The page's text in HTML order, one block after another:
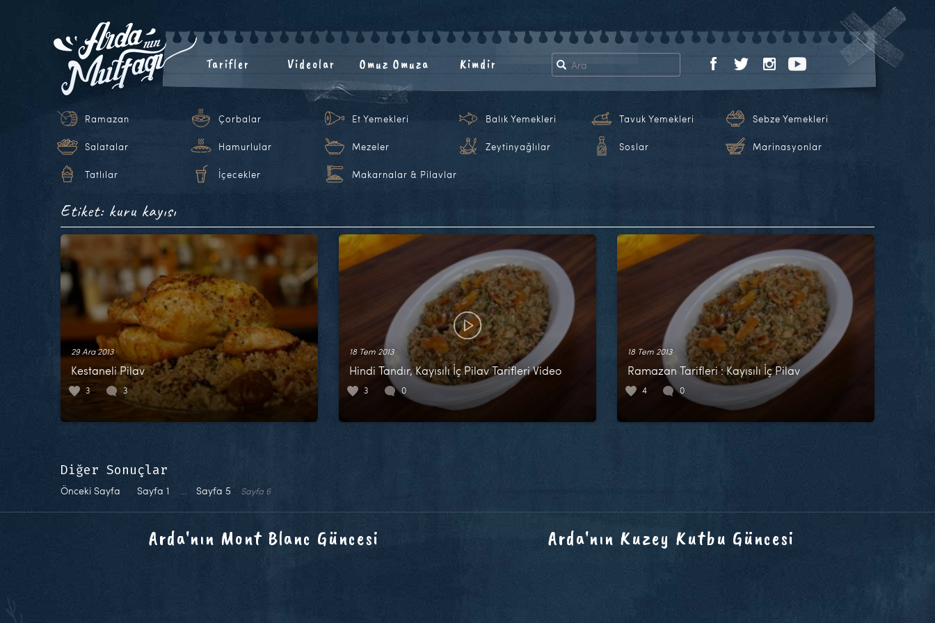
Tarifler Videolar Omuz Omuza Kimdir
Ramazan Çorbalar Et Yemekleri Balık Yemekleri Tavuk Yemekleri Sebze Yemekleri
Salatalar Hamurlular Mezeler Zeytinyağlılar Soslar Marinasyonlar
Tatlılar İçecekler Makarnalar & Pilavlar
Etiket: kuru kayısı
29 Ara 2013
Kestaneli Pilav
3 3
18 Tem 2013
Hindi Tandır, Kayısılı İç Pilav Tarifleri Video
3 0
18 Tem 2013
Ramazan Tarifleri : Kayısılı İç Pilav
4 0
Diğer Sonuçlar
Önceki Sayfa Sayfa 1 … Sayfa 5 Sayfa 6
Arda'nın Mont Blanc Güncesi Arda'nın Kuzey Kutbu Güncesi